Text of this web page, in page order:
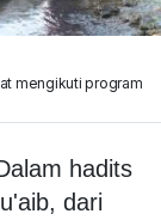
mengikuti program
hadits
dari